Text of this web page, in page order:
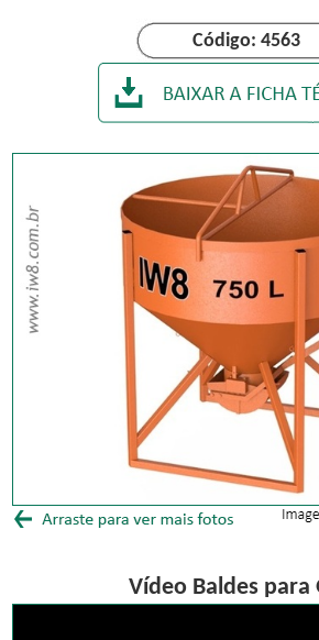
Código: 4563
Vídeo Baldes para